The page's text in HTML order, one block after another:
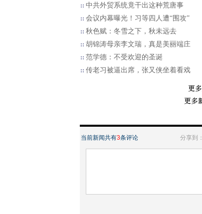
中共外贸系统竟干出这种荒唐事
会议内幕曝光！习等四人遭“围攻”
秋色赋：冬雪之下，秋未远去
胡锦涛母亲李文瑞，真是美丽端庄
范学德：不受欢迎的圣诞
传老习被逼出席，张又侠坐着看戏
当前新闻共有3条评论 分享到：